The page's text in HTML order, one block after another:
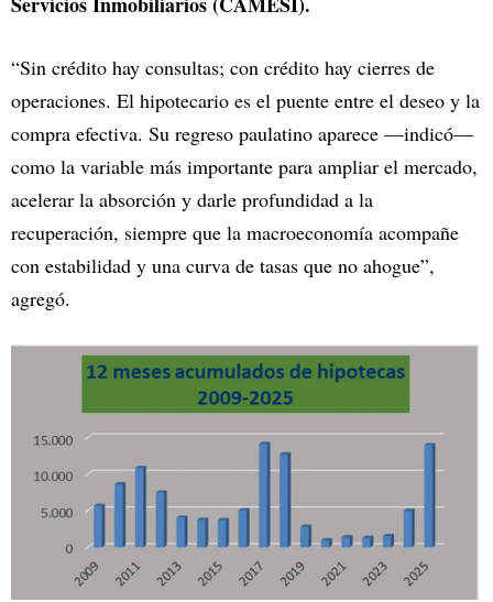
“Sin crédito hay consultas; con crédito hay cierres de
operaciones. El hipotecario es el puente entre el deseo y la
compra efectiva. Su regreso paulatino aparece —indicó—
como la variable más importante para ampliar el mercado,
acelerar la absorción y darle profundidad a la
recuperación, siempre que la macroeconomía acompañe
con estabilidad y una curva de tasas que no ahogue”,
agregó.